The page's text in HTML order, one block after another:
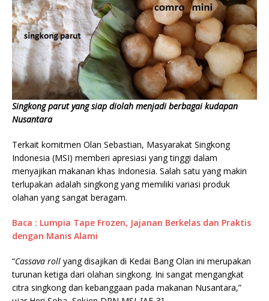
Singkong parut yang siap diolah menjadi berbagai kudapan
Nusantara
Terkait komitmen Olan Sebastian, Masyarakat Singkong
Indonesia (MSI) memberi apresiasi yang tinggi dalam
menyajikan makanan khas Indonesia. Salah satu yang makin
terlupakan adalah singkong yang memiliki variasi produk
olahan yang sangat beragam.
Baca : Lumpia Tape Frozen, Jajanan Berkelas dan Praktis
dengan Manis Alami
“Cassava roll yang disajikan di Kedai Bang Olan ini merupakan
turunan ketiga dari olahan singkong. Ini sangat mengangkat
citra singkong dan kebanggaan pada makanan Nusantara,”